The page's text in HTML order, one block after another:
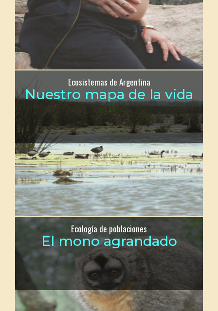
Ecosistemas de Argentina
Nuestro mapa de la vida
Ecología de poblaciones
El mono agrandado